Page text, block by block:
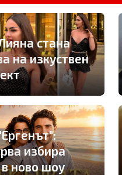
стана
на изкуствен
избира
ново шоу